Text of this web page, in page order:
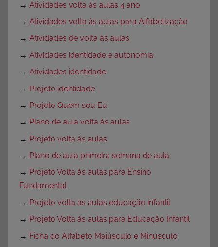
→ Atividades volta às aulas 4 ano
→ Atividades volta às aulas para Alfabetização
→ Atividades de volta às aulas
→ Atividades identidade e autonomia
→ Atividades identidade
→ Projeto identidade
→ Projeto Quem sou Eu
→ Plano de aula volta às aulas
→ Projeto volta às aulas
→ Plano de aula primeira semana de aula
→ Projeto Volta às aulas para Ensino
Fundamental
→ Projeto volta às aulas educação infantil
→ Projeto Volta às aulas para Educação Infantil
→ Ficha do Alfabeto Maiúsculo e Minúsculo